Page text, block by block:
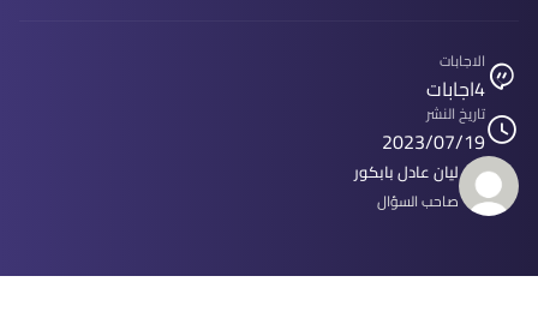
الاجابات
4اجابات
تاريخ النشر
2023/07/19
ليان عادل بابكور
صاحب السؤال